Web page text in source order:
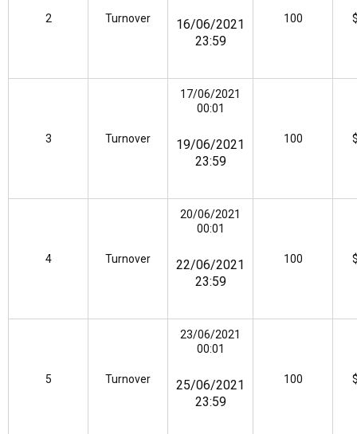
2 Turnover
16/06/2021
23:59
100
3 Turnover
17/06/2021
00:01
19/06/2021
23:59
100
4 Turnover
20/06/2021
00:01
22/06/2021
23:59
100
5 Turnover
23/06/2021
00:01
25/06/2021
23:59
100